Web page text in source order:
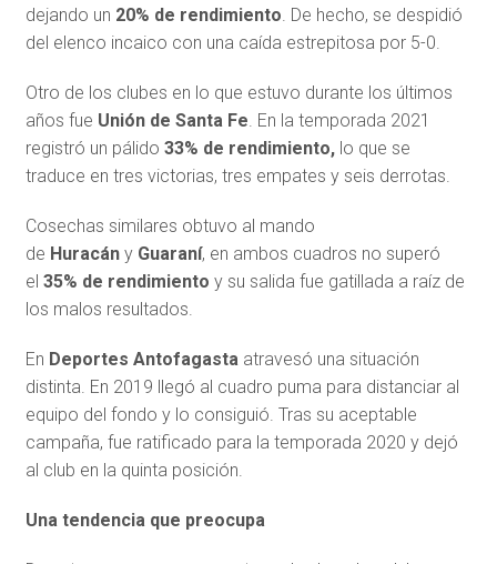
dejando un 20% de rendimiento. De hecho, se despidió
del elenco incaico con una caída estrepitosa por 5-0.
Otro de los clubes en lo que estuvo durante los últimos
años fue Unión de Santa Fe. En la temporada 2021
registró un pálido 33% de rendimiento,lo que se
traduce en tres victorias, tres empates y seis derrotas.
Cosechas similares obtuvo al mando
de Huracány Guaraní, en ambos cuadros no superó
el 35% de rendimiento y su salida fue gatillada a raíz de
los malos resultados.
En Deportes Antofagastaatravesó una situación
distinta. En 2019 llegó al cuadro puma para distanciar al
equipo del fondo y lo consiguió. Tras su aceptable
campaña, fue ratificado para la temporada 2020 y dejó
al club en la quinta posición.
Una tendencia que preocupa